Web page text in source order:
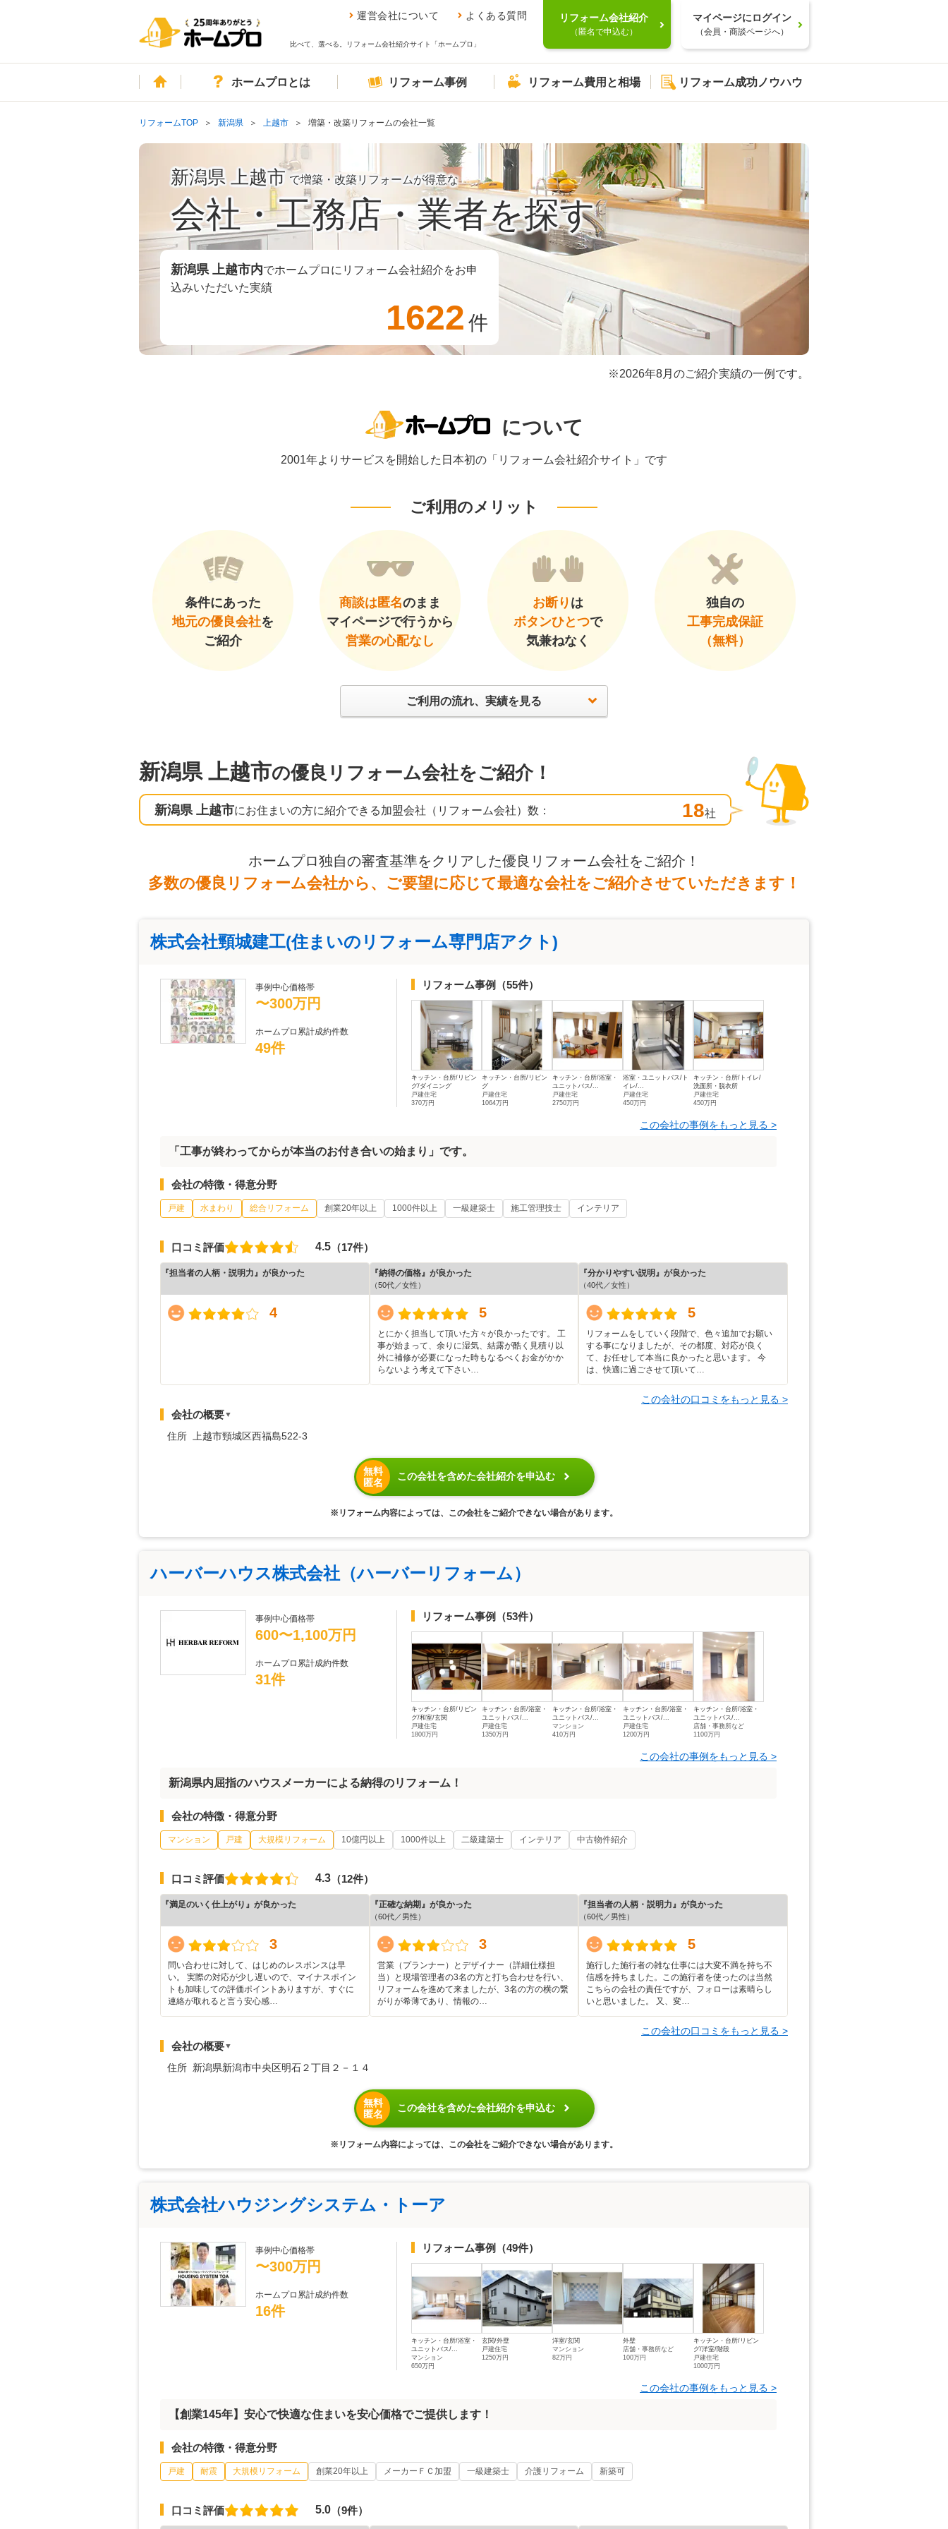
運営会社について よくある質問
比べて、選べる。リフォーム会社紹介サイト「ホームプロ」
リフォーム会社紹介
（匿名で申込む）
マイページにログイン
（会員・商談ページへ）
ホームホームプロとは リフォーム事例 リフォーム費用と相場 リフォーム成功ノウハウ
リフォームTOP 新潟県 上越市 増築・改築リフォームの会社一覧
新潟県 上越市 で増築・改築リフォームが得意な
会社・工務店・業者を探す
新潟県 上越市内でホームプロにリフォーム会社紹介をお申
込みいただいた実績
1622 件
※2026年8月のご紹介実績の一例です。
について
2001年よりサービスを開始した日本初の「リフォーム会社紹介サイト」です
ご利用のメリット
条件にあった
地元の優良会社を
ご紹介
商談は匿名のまま
マイページで行うから
営業の心配なし
お断り は
ボタンひとつで
気兼ねなく
独自の
工事完成保証
（無料）
ご利用の流れ、実績を見る
新潟県 上越市の優良リフォーム会社をご紹介！
新潟県 上越市にお住まいの方に紹介できる加盟会社（リフォーム会社）数： 18社
ホームプロ独自の審査基準をクリアした優良リフォーム会社をご紹介！
多数の優良リフォーム会社から、ご要望に応じて最適な会社をご紹介させていただきます！
株式会社頸城建工(住まいのリフォーム専門店アクト)
事例中心価格帯
〜300万円
ホームプロ累計成約件数
49件
リフォーム事例 （55件）
キッチン・台所/リビン
グ/ダイニング
戸建住宅
370万円
キッチン・台所/リビン
グ
戸建住宅
1064万円
キッチン・台所/浴室・
ユニットバス/...
戸建住宅
2750万円
浴室・ユニットバス/ト
イレ/...
戸建住宅
450万円
キッチン・台所/トイレ/
洗面所・脱衣所
戸建住宅
450万円
この会社の事例をもっと見る >
「工事が終わってからが本当のお付き合いの始まり」です。
会社の特徴・得意分野
戸建 水まわり 総合リフォーム 創業20年以上 1000件以上 一級建築士 施工管理技士 インテリア
口コミ評価 4.5 （17件）
『担当者の人柄・説明力』が良かった
4
『納得の価格』が良かった
（50代／女性）
5
とにかく担当して頂いた方々が良かったです。 工
事が始まって、余りに湿気、結露が酷く見積り以
外に補修が必要になった時もなるべくお金がかか
らないよう考えて下さい…
『分かりやすい説明』が良かった
（40代／女性）
5
リフォームをしていく段階で、色々追加でお願い
する事になりましたが、その都度、対応が良く
て、お任せして本当に良かったと思います。 今
は、快適に過ごさせて頂いて…
この会社の口コミをもっと見る >
会社の概要▼
住所 上越市頸城区西福島522-3
無料
匿名
この会社を含めた会社紹介を申込む
※リフォーム内容によっては、この会社をご紹介できない場合があります。
ハーバーハウス株式会社（ハーバーリフォーム）
事例中心価格帯
600〜1,100万円
ホームプロ累計成約件数
31件
リフォーム事例 （53件）
キッチン・台所/リビン
グ/和室/玄関
戸建住宅
1800万円
キッチン・台所/浴室・
ユニットバス/...
戸建住宅
1350万円
キッチン・台所/浴室・
ユニットバス/...
マンション
410万円
キッチン・台所/浴室・
ユニットバス/...
戸建住宅
1200万円
キッチン・台所/浴室・
ユニットバス/...
店舗・事務所など
1100万円
この会社の事例をもっと見る >
新潟県内屈指のハウスメーカーによる納得のリフォーム！
会社の特徴・得意分野
マンション 戸建 大規模リフォーム 10億円以上 1000件以上 二級建築士 インテリア 中古物件紹介
口コミ評価 4.3 （12件）
『満足のいく仕上がり』が良かった
3
問い合わせに対して、はじめのレスポンスは早
い。 実際の対応が少し遅いので、マイナスポイン
トも加味しての評価ポイントありますが、すぐに
連絡が取れると言う安心感…
『正確な納期』が良かった
（60代／男性）
3
営業（プランナー）とデザイナー（詳細仕様担
当）と現場管理者の3名の方と打ち合わせを行い、
リフォームを進めて来ましたが、3名の方の横の繋
がりが希薄であり、情報の…
『担当者の人柄・説明力』が良かった
（60代／男性）
5
施行した施行者の雑な仕事には大変不満を持ち不
信感を持ちました。この施行者を使ったのは当然
こちらの会社の責任ですが、フォローは素晴らし
いと思いました。 又、変…
この会社の口コミをもっと見る >
会社の概要▼
住所 新潟県新潟市中央区明石２丁目２－１４
無料
匿名
この会社を含めた会社紹介を申込む
※リフォーム内容によっては、この会社をご紹介できない場合があります。
株式会社ハウジングシステム・トーア
事例中心価格帯
〜300万円
ホームプロ累計成約件数
16件
リフォーム事例 （49件）
キッチン・台所/浴室・
ユニットバス/...
マンション
650万円
玄関/外壁
戸建住宅
1250万円
洋室/玄関
マンション
82万円
外壁
店舗・事務所など
100万円
キッチン・台所/リビン
グ/洋室/階段
戸建住宅
1000万円
この会社の事例をもっと見る >
【創業145年】安心で快適な住まいを安心価格でご提供します！
会社の特徴・得意分野
戸建 耐震 大規模リフォーム 創業20年以上 メーカーＦＣ加盟 一級建築士 介護リフォーム 新築可
口コミ評価 5.0 （9件）